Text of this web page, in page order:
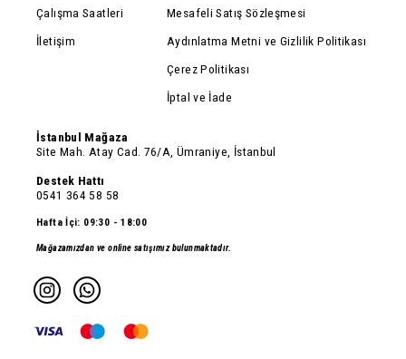
Çalışma Saatleri
İletişim
Mesafeli Satış Sözleşmesi
Aydınlatma Metni ve Gizlilik Politikası
Çerez Politikası
İptal ve İade
İstanbul Mağaza
Site Mah. Atay Cad. 76/A, Ümraniye, İstanbul
Destek Hattı
0541 364 58 58
Hafta İçi: 09:30 - 18:00
Mağazamızdan ve online satışımız bulunmaktadır.